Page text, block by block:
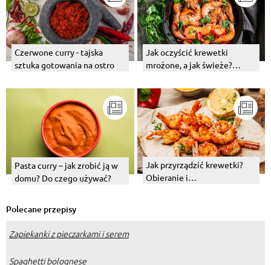
Czerwone curry - tajska
sztuka gotowania na ostro
Jak oczyścić krewetki
mrożone, a jak świeże?
Pasta curry – jak zrobić ją w
domu? Do czego używać?
Jak przyrządzić krewetki?
Obieranie i
Polecane przepisy
Zapiekanki z pieczarkami i serem
Spaghetti bolognese